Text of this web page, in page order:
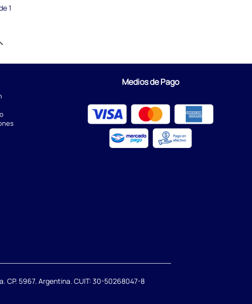
1
Medios de Pago
CP. 5967. Argentina. CUIT: 30-50268047-8